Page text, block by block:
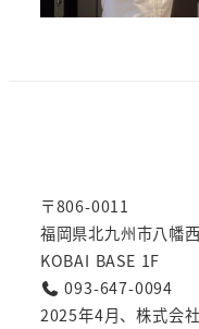
〒806-0011
福岡県北九州市八幡
KOBAI BASE 1F
093-647-0094
2025年4月、株式会